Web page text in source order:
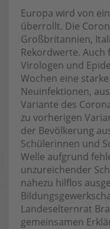
Europa wird von
überrollt. Die
Großbritannien,
Rekordwerte.
Virologen und
Wochen eine
Neuinfektionen,
Variante des
zu vorherigen
der Bevölkerung
Schülerinnen und
Welle aufgrund
unzureichender
nahezu hilflos
Landeselternrat
gemeinsamen